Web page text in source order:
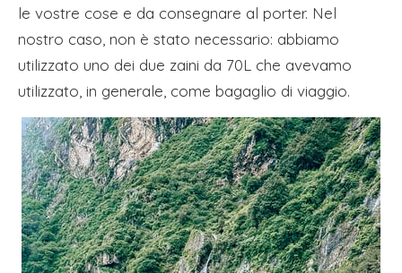
le vostre cose e da consegnare al porter. Nel
nostro caso, non è stato necessario: abbiamo
utilizzato uno dei due zaini da 70L che avevamo
utilizzato, in generale, come bagaglio di viaggio.